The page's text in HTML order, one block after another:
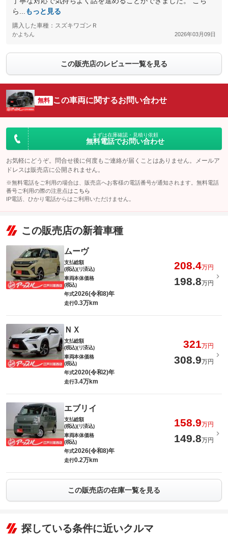
ら...
もっと見る
購入した車種：スズキワゴンＲ
かよちん 2026年03月09日
この販売店のレビュー一覧を見る
無料 この車両に関するお問い合わせ
まずは在庫確認・見積り依頼
無料電話でお問い合わせ
お気軽にどうぞ。問合せ後に何度もご連絡が届くことはありません。メールア
ドレスは販売店に公開されません。
※無料電話をご利用の場合は、販売店へお客様の電話番号が通知されます。無料電話
番号ご利用の際の注意点は こちら
IP電話、ひかり電話からはご利用いただけません。
この販売店の新着車種
ムーヴ
支払総額
(税込)(リ済込)
208.4万円
車両本体価格
(税込)
198.8万円
年式2026(令和8)年
走行0.3万km
ＮＸ
支払総額
(税込)(リ済込)
321万円
車両本体価格
(税込)
308.9万円
年式2020(令和2)年
走行3.4万km
エブリイ
支払総額
(税込)(リ済込)
158.9万円
車両本体価格
(税込)
149.8万円
年式2026(令和8)年
走行0.2万km
この販売店の在庫一覧を見る
探している条件に近いクルマ